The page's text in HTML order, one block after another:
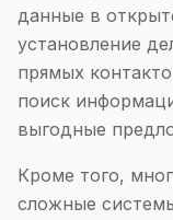
данные в
установление
прямых
поиск
выгодные
Кроме того,
сложные